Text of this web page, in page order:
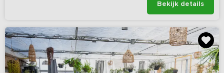
Bekijk details